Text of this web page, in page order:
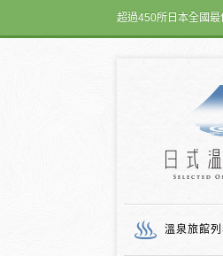
超過450所日本全國
溫泉旅館